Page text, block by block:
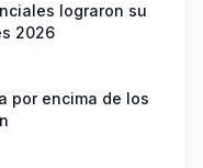
lograron su
2026
por encima de los